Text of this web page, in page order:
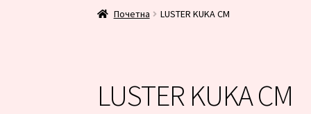
Почетак KONTAKT KORPA PRODAVNICA
Почетна LUSTER KUKA CM
LUSTER KUKA CM